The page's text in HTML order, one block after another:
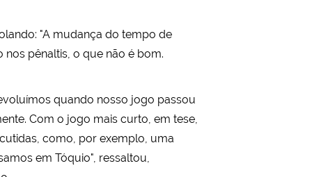
"A mudança do tempo de
pênaltis, o que não é bom.
quando nosso jogo passou
Com o jogo mais curto, em tese,
como, por exemplo, uma
em Tóquio", ressaltou,